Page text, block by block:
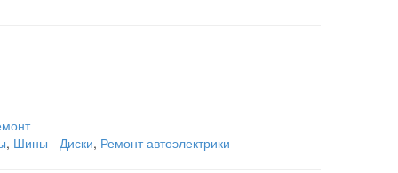
, Шины - Диски, Ремонт автоэлектрики